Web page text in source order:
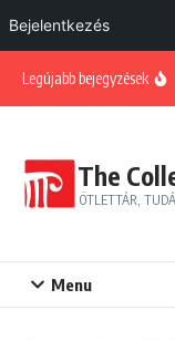
Bejelentkezés
Legújabb bejegyzések
The
ÖTLETTÁR,
Menu